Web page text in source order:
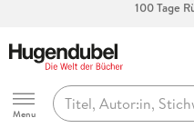
Abholung
Hugendubel
Menu